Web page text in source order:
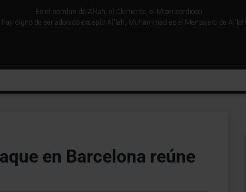
En el nombre de Al-lah, el Clemente, el Misericordioso
hay digno de ser adorado excepto Al'lah, Muhammad es el Mensajero de Al'lah
en Barcelona reúne